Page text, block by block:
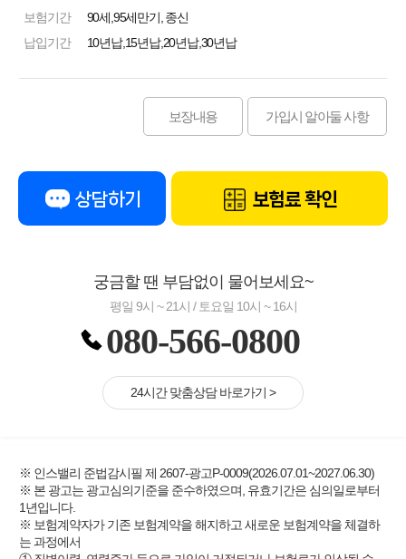
보험기간
90세,95세만기, 종신
납입기간
10년납,15년납,20년납,30년납
보장내용 가입시 알아둘 사항
상담하기 보험료 확인
궁금할 땐 부담없이 물어보세요~
평일 9시 ~ 21시 / 토요일 10시 ~ 16시
080-566-0800
24시간 맞춤상담 바로가기 >
※ 인스밸리 준법감시필 제 2607-광고P-0009(2026.07.01~2027.06.30)
※ 본 광고는 광고심의기준을 준수하였으며, 유효기간은 심의일로부터
1년입니다.
※ 보험계약자가 기존 보험계약을 해지하고 새로운 보험계약을 체결하
는 과정에서